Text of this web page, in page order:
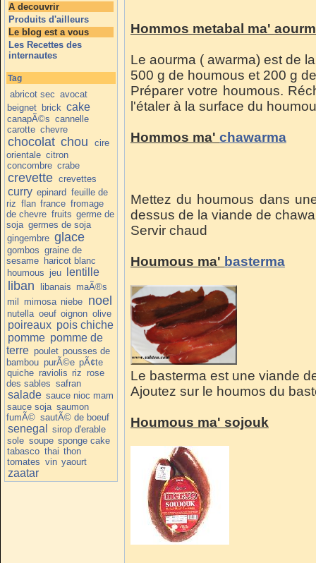
A decouvrir
Produits d'ailleurs
Le blog est a vous
Les Recettes des
internautes
Tag
abricot sec avocat
beignet brick cake
canapÃ©s cannelle
carotte chevre
chocolat chou
cire
orientale citron
concombre crabe
crevette crevettes
curry epinard feuille de
riz flan france fromage
de chevre fruits germe de
soja germes de soja
gingembre glace
gombos graine de
sesame haricot blanc
houmous jeu lentille
liban libanais maÃ®s
mil mimosa niebe noel
nutella oeuf oignon olive
poireaux pois chiche
pomme pomme de
terre poulet pousses de
bambou purÃ©e pÃ¢te
quiche raviolis riz rose
des sables safran
salade sauce nioc mam
sauce soja saumon
fumÃ© sautÃ© de boeuf
senegal
sirop d'erable
sole soupe sponge cake
tabasco thai thon
tomates vin yaourt
zaatar
Hommos metabal ma'
Le aourma ( awarma) est de
500 g de houmous et 200 g
Préparer votre houmous.
l'étaler à la surface du
Hommos ma' chawarma
Mettez du houmous dans
dessus de la viande de
Servir chaud
Houmous ma' basterma
Le basterma est une viande
Ajoutez sur le houmos du
Houmous ma' sojouk